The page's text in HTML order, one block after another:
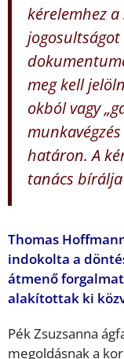
kérelemhez
meg kell
okból vagy
határon. A
tanács bírálja
Thomas
indokolta a
átmenő
alakítottak ki
Pék Zsuzsanna
megoldásnak a